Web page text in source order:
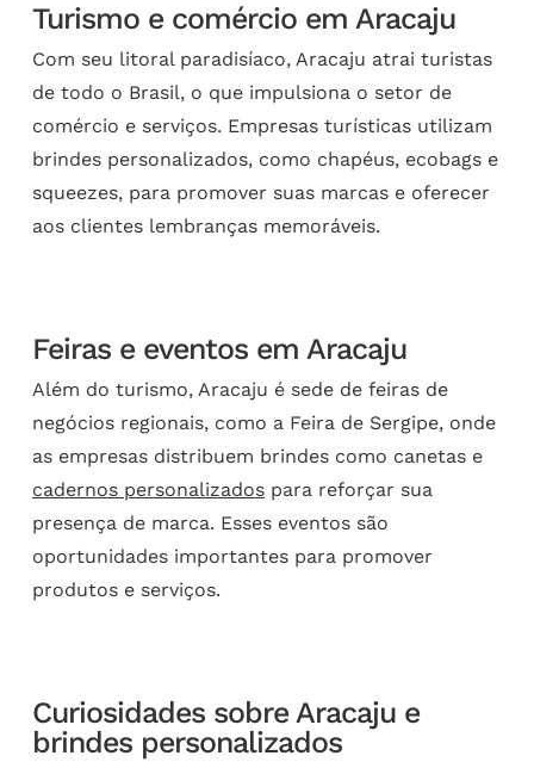
Turismo e comércio em Aracaju
Com seu litoral paradisíaco, Aracaju atrai turistas
de todo o Brasil, o que impulsiona o setor de
comércio e serviços. Empresas turísticas utilizam
brindes personalizados, como chapéus, ecobags e
squeezes, para promover suas marcas e oferecer
aos clientes lembranças memoráveis.
Feiras e eventos em Aracaju
Além do turismo, Aracaju é sede de feiras de
negócios regionais, como a Feira de Sergipe, onde
as empresas distribuem brindes como canetas e
cadernos personalizados para reforçar sua
presença de marca. Esses eventos são
oportunidades importantes para promover
produtos e serviços.
Curiosidades sobre Aracaju e
brindes personalizados